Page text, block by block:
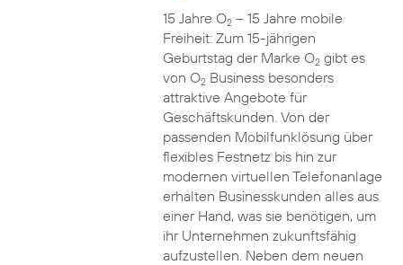
15 Jahre O2– 15 Jahre mobile
Freiheit: Zum 15-jährigen
Geburtstag der Marke O2gibt es
von O2Business besonders
attraktive Angebote für
Geschäftskunden. Von der
passenden Mobilfunklösung über
flexibles Festnetz bis hin zur
modernen virtuellen Telefonanlage
erhalten Businesskunden alles aus
einer Hand, was sie benötigen, um
ihr Unternehmen zukunftsfähig
aufzustellen. Neben dem neuen